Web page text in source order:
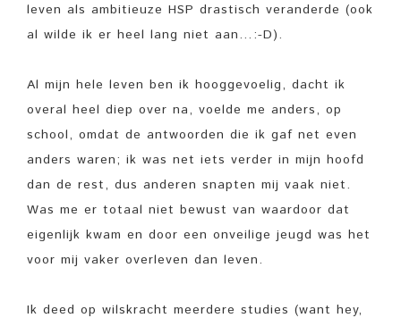
leven als ambitieuze HSP drastisch veranderde (ook
al wilde ik er heel lang niet aan…:-D).
Al mijn hele leven ben ik hooggevoelig, dacht ik
overal heel diep over na, voelde me anders, op
school, omdat de antwoorden die ik gaf net even
anders waren; ik was net iets verder in mijn hoofd
dan de rest, dus anderen snapten mij vaak niet.
Was me er totaal niet bewust van waardoor dat
eigenlijk kwam en door een onveilige jeugd was het
voor mij vaker overleven dan leven.
Ik deed op wilskracht meerdere studies (want hey,